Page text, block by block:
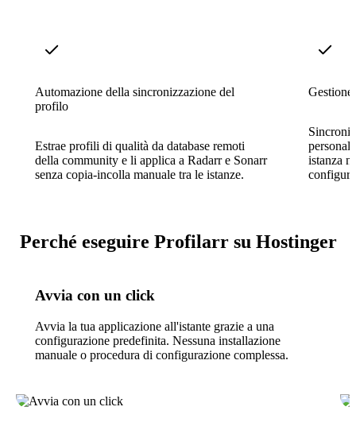
Automazione della sincronizzazione del
profilo
Estrae profili di qualità da database remoti
della community e li applica a Radarr e Sonarr
senza copia-incolla manuale tra le istanze.
istanza
Perché eseguire Profilarr su Hostinger
Avvia con un click
Avvia la tua applicazione all'istante grazie a una
configurazione predefinita. Nessuna installazione
manuale o procedura di configurazione complessa.